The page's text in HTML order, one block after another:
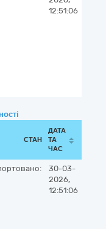
12:51:06
СТАН
ДАТА
ТА
ЧАС
30-03-
2026,
12:51:06